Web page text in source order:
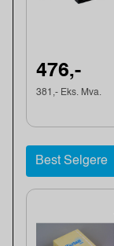
476,-
381,- Eks. Mva.
Best Selgere